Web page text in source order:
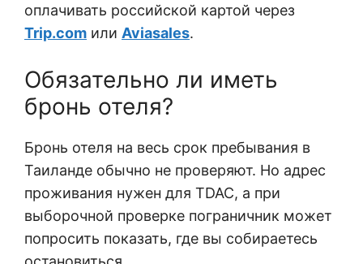
оплачивать российской картой через
Trip.com или Aviasales.
Обязательно ли иметь
бронь отеля?
Бронь отеля на весь срок пребывания в
Таиланде обычно не проверяют. Но адрес
проживания нужен для TDAC, а при
выборочной проверке пограничник может
попросить показать, где вы собираетесь